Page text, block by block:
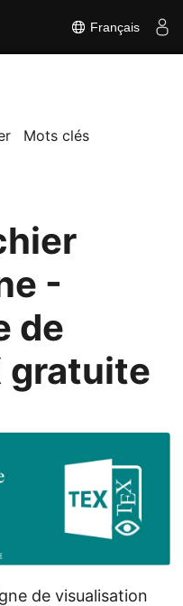
Français
Mots clés
-
de
gratuite
de visualisation